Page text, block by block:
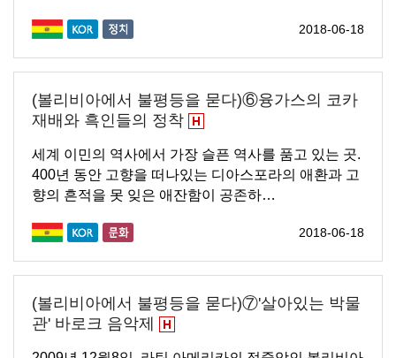
2018-06-18
(볼리비아에서 불평등을 묻다)⑥융가스의 코카
재배와 흑인들의 정착
세계 이민의 역사에서 가장 슬픈 역사를 품고 있는 곳.
400년 동안 고향을 떠나있는 디아스포라의 애환과 고
향의 흔적을 못 잊은 애잔함이 공존하…
2018-06-18
(볼리비아에서 불평등을 묻다)⑦'살아있는 박물
관' 바로크 음악제